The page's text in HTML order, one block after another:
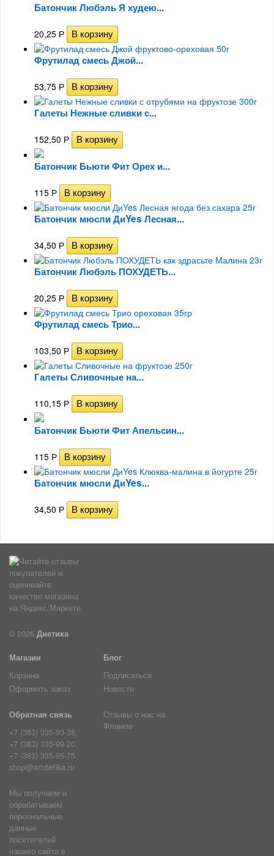
Батончик Любэль Я худею...
20,25 Р
Фрутилад смесь Джой...
53,75 Р
Галеты Нежные сливки с...
152,50 Р
Батончик Бьюти Фит Орех и...
115 Р
Батончик мюсли ДиYes Лесная...
34,50 Р
Батончик Любэль ПОХУДЕТЬ...
20,25 Р
Фрутилад смесь Трио...
103,50 Р
Галеты Сливочные на...
110,15 Р
Батончик Бьюти Фит Апельсин...
115 Р
Батончик мюсли ДиYes...
34,50 Р
© 2026 Диетика
Магазин
Корзина
Оформить заказ
Блог
Подписаться
Новости
Обратная связь
+7 (383) 335-93-38,
+7 (383) 335-99-20,
+7 (383) 335-95-75
shop@artdietika.ru
Отзывы о нас на
Флампе
Мы получаем и
обрабатываем
персональные
данные
посетителей
нашего сайта в